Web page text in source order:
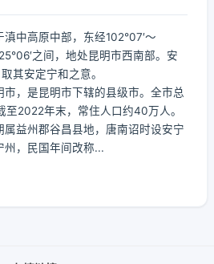
中高原中部，东经102°07′～
之间，地处昆明市西南部。安
其安定宁和之意。
，是昆明市下辖的县级市。全市总
至2022年末，常住人口约40万人。
属益州郡谷昌县地，唐南诏时设安宁
州，民国年间改称...